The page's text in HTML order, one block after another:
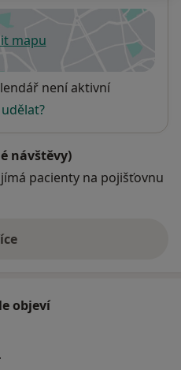
mapu
se otevře v nové záložce
není aktivní
návštěvy)
pacienty na pojišťovnu
o adrese
objeví